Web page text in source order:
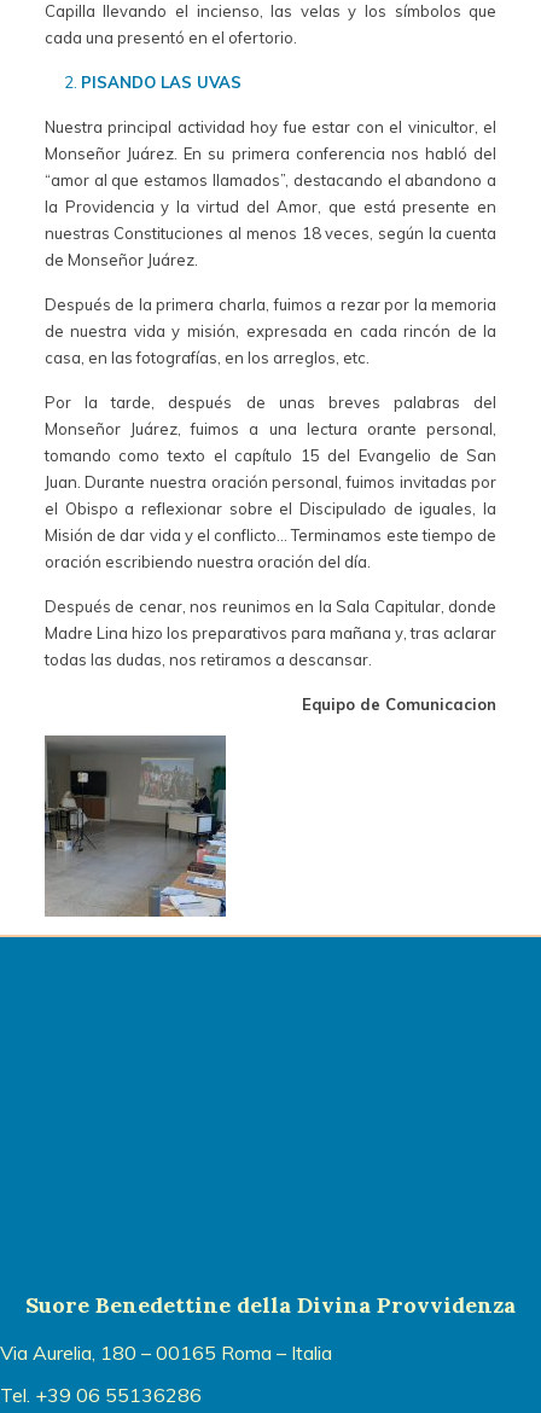
Capilla llevando el incienso, las velas y los símbolos que
cada una presentó en el ofertorio.
PISANDO LAS UVAS
Nuestra principal actividad hoy fue estar con el vinicultor, el
Monseñor Juárez. En su primera conferencia nos habló del
“amor al que estamos llamados”, destacando el abandono a
la Providencia y la virtud del Amor, que está presente en
nuestras Constituciones al menos 18 veces, según la cuenta
de Monseñor Juárez.
Después de la primera charla, fuimos a rezar por la memoria
de nuestra vida y misión, expresada en cada rincón de la
casa, en las fotografías, en los arreglos, etc.
Por la tarde, después de unas breves palabras del
Monseñor Juárez, fuimos a una lectura orante personal,
tomando como texto el capítulo 15 del Evangelio de San
Juan. Durante nuestra oración personal, fuimos invitadas por
el Obispo a reflexionar sobre el Discipulado de iguales, la
Misión de dar vida y el conflicto… Terminamos este tiempo de
oración escribiendo nuestra oración del día.
Después de cenar, nos reunimos en la Sala Capitular, donde
Madre Lina hizo los preparativos para mañana y, tras aclarar
todas las dudas, nos retiramos a descansar.
Equipo de Comunicacion
Suore Benedettine della Divina Provvidenza
Via Aurelia, 180 – 00165 Roma – Italia
Tel. +39 06 55136286